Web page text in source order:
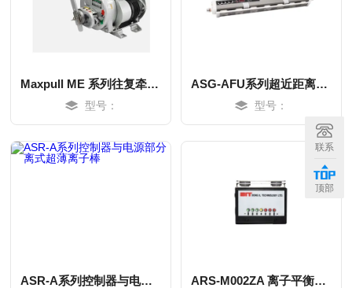
Maxpull ME 系列往复牵引式无终端手动绞盘
型号：
ASG-AFU系列超近距离专用脉冲交流离子棒
型号：
ASR-A系列控制器与电源部分离式超薄离子棒 ARS-M002ZA 离子平衡检测仪
联系
顶部